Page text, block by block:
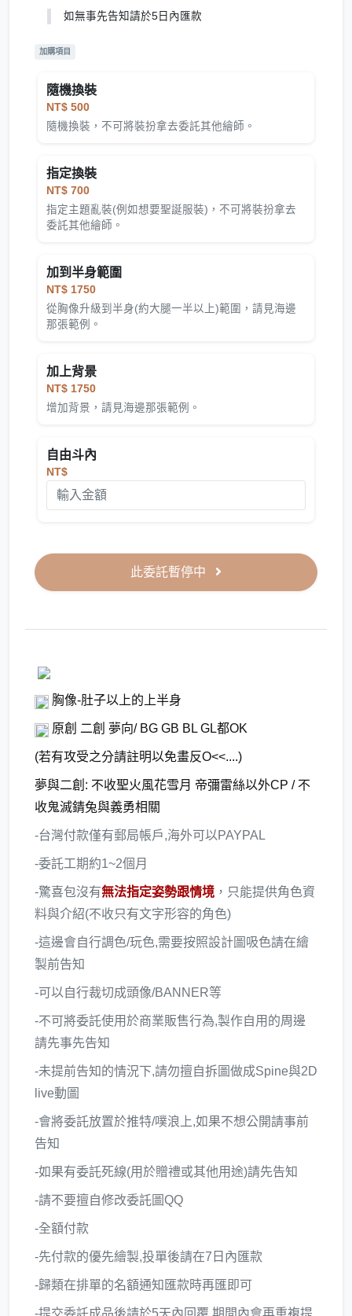
如無事先告知請於5日內匯款
加購項目
隨機換裝
NT$ 500
隨機換裝，不可將裝扮拿去委託其他繪師。
指定換裝
NT$ 700
指定主題亂裝(例如想要聖誕服裝)，不可將裝扮拿去
委託其他繪師。
加到半身範圍
NT$ 1750
從胸像升級到半身(約大腿一半以上)範圍，請見海邊
那張範例。
加上背景
NT$ 1750
增加背景，請見海邊那張範例。
自由斗內
NT$
此委託暫停中
胸像-肚子以上的上半身
原創 二創 夢向/ BG GB BL GL都OK
(若有攻受之分請註明以免畫反O<<....)
夢與二創: 不收聖火風花雪月 帝彌雷絲以外CP / 不
收鬼滅錆兔與義勇相關
-台灣付款僅有郵局帳戶,海外可以PAYPAL
-委託工期約1~2個月
-驚喜包沒有無法指定姿勢跟情境 ，只能提供角色資
料與介紹(不收只有文字形容的角色)
-這邊會自行調色/玩色,需要按照設計圖吸色請在繪
製前告知
-可以自行裁切成頭像/BANNER等
-不可將委託使用於商業販售行為,製作自用的周邊
請先事先告知
-未提前告知的情況下,請勿擅自拆圖做成Spine與2D
live動圖
-會將委託放置於推特/噗浪上,如果不想公開請事前
告知
-如果有委託死線(用於贈禮或其他用途)請先告知
-請不要擅自修改委託圖QQ
-全額付款
-先付款的優先繪製,投單後請在7日內匯款
-歸類在排單的名額通知匯款時再匯即可